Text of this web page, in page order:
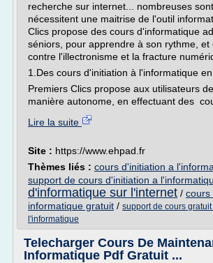
recherche sur internet... nombreuses
nécessitent une maitrise de l'outil
Clics propose des cours d'informatique
séniors, pour apprendre à son rythme, et
contre l'illectronisme et la fracture
1.Des cours d'initiation à l'informatique
Premiers Clics propose aux utilisateurs
manière autonome, en effectuant des
Lire la suite
Site : https://www.ehpad.fr
Thèmes liés : cours d'initiation a
support de cours d'initiation a
d'informatique sur l'internet / cours
informatique gratuit / support de cours
l'informatique
Telecharger Cours De
Informatique Pdf Gratuit ...